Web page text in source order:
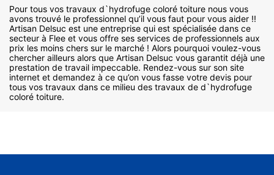
Pour tous vos travaux d`hydrofuge coloré toiture nous vous
avons trouvé le professionnel qu’il vous faut pour vous aider !!
Artisan Delsuc est une entreprise qui est spécialisée dans ce
secteur à Flee et vous offre ses services de professionnels aux
prix les moins chers sur le marché ! Alors pourquoi voulez-vous
chercher ailleurs alors que Artisan Delsuc vous garantit déjà une
prestation de travail impeccable. Rendez-vous sur son site
internet et demandez à ce qu’on vous fasse votre devis pour
tous vos travaux dans ce milieu des travaux de d`hydrofuge
coloré toiture.